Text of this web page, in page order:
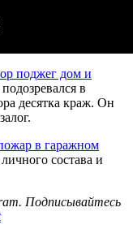
поджег дом и
в
десятка краж. Он
в гаражном
состава и
Подписывайтесь